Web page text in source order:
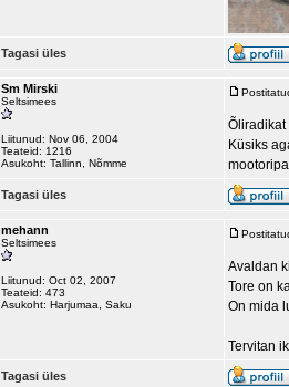
Tagasi üles
Sm Mirski
Seltsimees
Liitunud: Nov 06, 2004
Teateid: 1216
Asukoht: Tallinn, Nõmme
Küsiks
Tagasi üles
mehann
Seltsimees
Liitunud: Oct 02, 2007
Teateid: 473
Asukoht: Harjumaa, Saku
Avaldan
Tore on
On mida
Tervitan
Tagasi üles